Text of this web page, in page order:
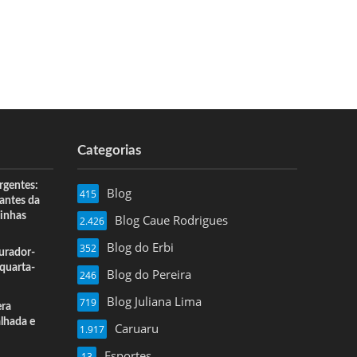
da
e
Categorias
Blog
415
Blog Caue Rodrigues
2.426
Blog do Erbi
352
Blog do Pereira
246
Blog Juliana Lima
719
Caruaru
1.917